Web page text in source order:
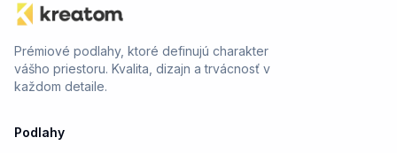
Prémiové podlahy, ktoré definujú charakter
vášho priestoru. Kvalita, dizajn a trvácnosť v
každom detaile.
Podlahy